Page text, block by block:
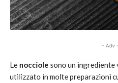
- Adv -
Le nocciole sono un ingrediente
utilizzato in molte preparazioni